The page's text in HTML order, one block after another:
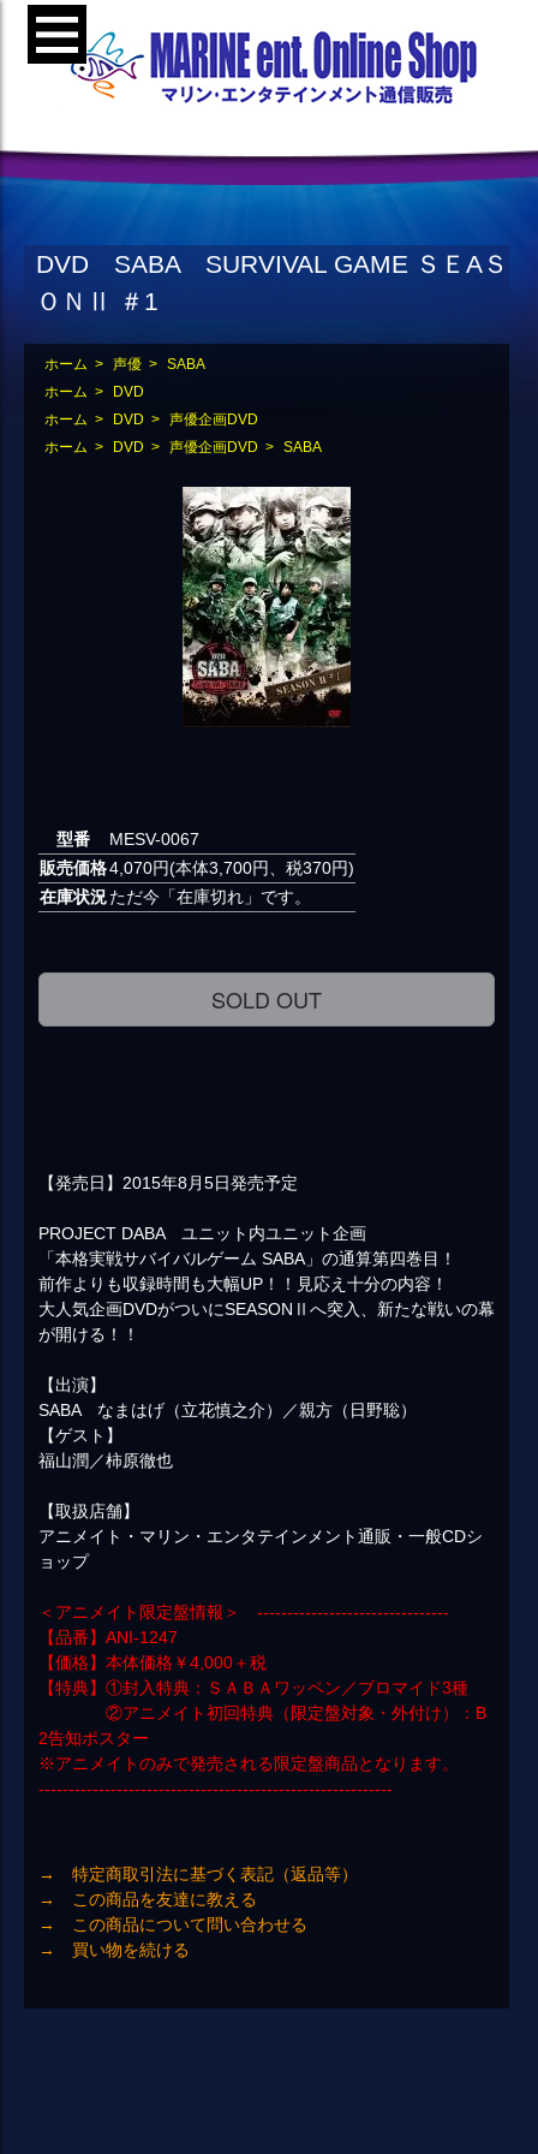
DVD SABA SURVIVAL GAME ＳＥAＳ
ＯＮⅡ ＃1
ホーム > 声優 > SABA
ホーム >
DVD
ホーム > DVD > 声優企画DVD
ホーム > DVD > 声優企画DVD > SABA
型番
MESV-0067
販売価格4,070円(本体3,700円、税370円)
在庫状況ただ今「在庫切れ」です。
SOLD OUT
【発売日】2015年8月5日発売予定
PROJECT DABA ユニット内ユニット企画
「本格実戦サバイバルゲーム SABA」の通算第四巻目！
前作よりも収録時間も大幅UP！！見応え十分の内容！
大人気企画DVDがついにSEASONⅡへ突入、新たな戦いの幕
が開ける！！
【出演】
SABA なまはげ（立花慎之介）／親方（日野聡）
【ゲスト】
福山潤／柿原徹也
【取扱店舗】
アニメイト・マリン・エンタテインメント通販・一般CDシ
ョップ
＜アニメイト限定盤情報＞ --------------------------------
【品番】ANI-1247
【価格】本体価格￥4,000＋税
【特典】①封入特典：ＳＡＢＡワッペン／ブロマイド3種
②アニメイト初回特典（限定盤対象・外付け）：B
2告知ポスター
※アニメイトのみで発売される限定盤商品となります。
-----------------------------------------------------------
→ 特定商取引法に基づく表記（返品等）
→ この商品を友達に教える
→ この商品について問い合わせる
→ 買い物を続ける